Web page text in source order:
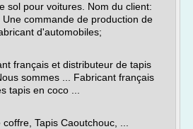
sol pour voitures. Nom du client:
Une commande de production de
d'automobiles;
français et distributeur de tapis
sommes ... Fabricant français
tapis en coco ...
Tapis Caoutchouc, ...